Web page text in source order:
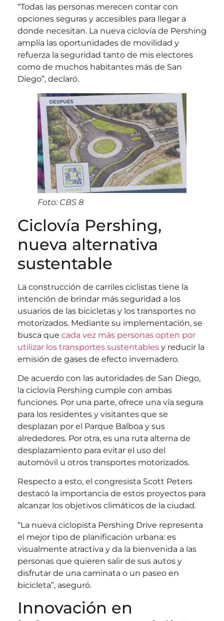
“Todas las personas merecen contar con
opciones seguras y accesibles para llegar a
donde necesitan. La nueva ciclovía de Pershing
amplía las oportunidades de movilidad y
refuerza la seguridad tanto de mis electores
como de muchos habitantes más de San
Diego”, declaró.
Foto: CBS 8
Ciclovía Pershing,
nueva alternativa
sustentable
La construcción de carriles ciclistas tiene la
intención de brindar más seguridad a los
usuarios de las bicicletas y los transportes no
motorizados. Mediante su implementación, se
busca que cada vez más personas opten por
utilizar los transportes sustentables y reducir la
emisión de gases de efecto invernadero.
De acuerdo con las autoridades de San Diego,
la ciclovía Pershing cumple con ambas
funciones. Por una parte, ofrece una vía segura
para los residentes y visitantes que se
desplazan por el Parque Balboa y sus
alrededores. Por otra, es una ruta alterna de
desplazamiento para evitar el uso del
automóvil u otros transportes motorizados.
Respecto a esto, el congresista Scott Peters
destacó la importancia de estos proyectos para
alcanzar los objetivos climáticos de la ciudad.
“La nueva ciclopista Pershing Drive representa
el mejor tipo de planificación urbana: es
visualmente atractiva y da la bienvenida a las
personas que quieren salir de sus autos y
disfrutar de una caminata o un paseo en
bicicleta”, aseguró.
Innovación en